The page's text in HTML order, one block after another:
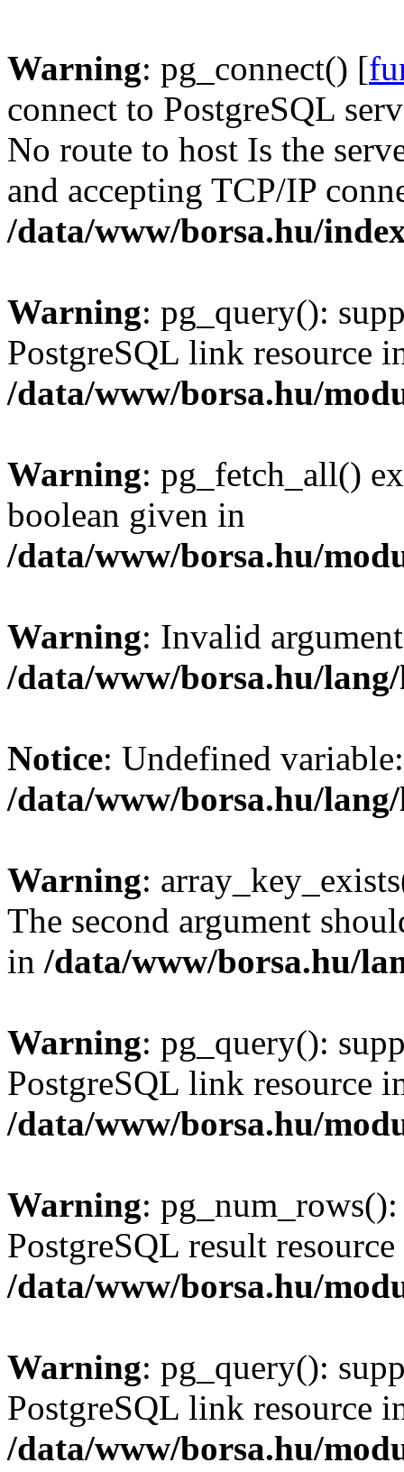
Warning: pg_connect() [
connect to PostgreSQL
No route to host Is the
and accepting TCP/IP
/data/www/borsa.hu/
Warning: pg_query():
PostgreSQL link resource
/data/www/borsa.hu/
Warning: pg_fetch_all()
boolean given in
/data/www/borsa.hu/
Warning: Invalid
/data/www/borsa.hu/
Notice: Undefined
/data/www/borsa.hu/
Warning:
The second argument
in /data/www/borsa.hu/
Warning: pg_query():
PostgreSQL link resource
/data/www/borsa.hu/
Warning:
PostgreSQL result
/data/www/borsa.hu/
Warning: pg_query():
PostgreSQL link resource
/data/www/borsa.hu/